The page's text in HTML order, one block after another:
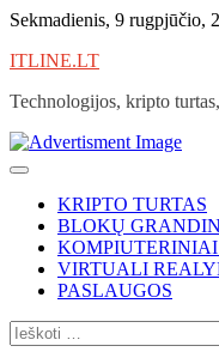
Skip
content
Sekmadienis, 9 rugpjūčio,
ITLINE.LT
Technologijos, kripto
KRIPTO TURTAS
BLOKŲ
VIRTUALI
PASLAUGOS
Ieškoti: